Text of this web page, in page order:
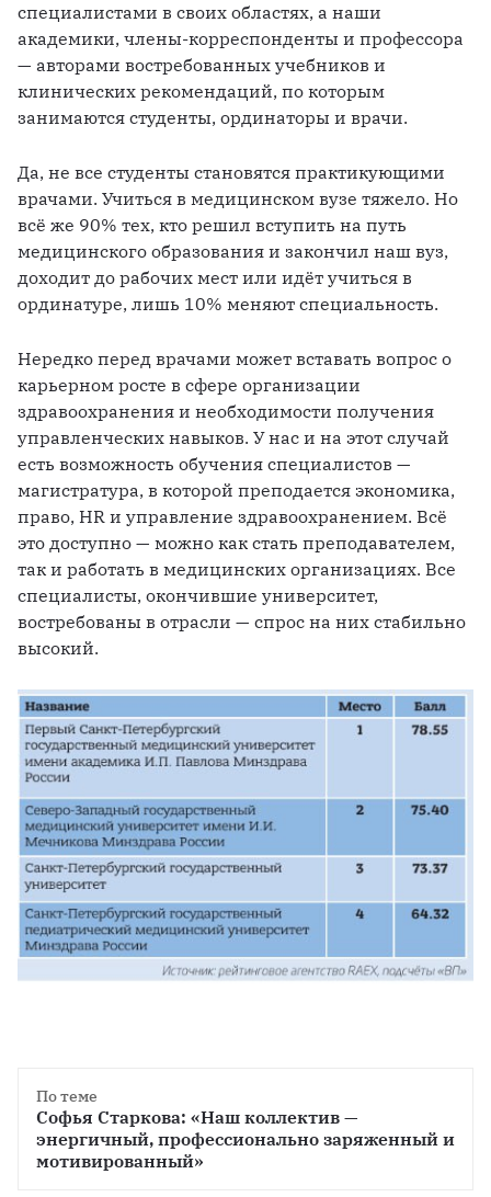
специалистами в своих областях, а наши
академики, члены-корреспонденты и профессора
— авторами востребованных учебников и
клинических рекомендаций, по которым
занимаются студенты, ординаторы и врачи.
Да, не все студенты становятся практикующими
врачами. Учиться в медицинском вузе тяжело. Но
всё же 90% тех, кто решил вступить на путь
медицинского образования и закончил наш вуз,
доходит до рабочих мест или идёт учиться в
ординатуре, лишь 10% меняют специальность.
Нередко перед врачами может вставать вопрос о
карьерном росте в сфере организации
здравоохранения и необходимости получения
управленческих навыков. У нас и на этот случай
есть возможность обучения специалистов —
магистратура, в которой преподается экономика,
право, HR и управление здравоохранением. Всё
это доступно — можно как стать преподавателем,
так и работать в медицинских организациях. Все
специалисты, окончившие университет,
востребованы в отрасли — спрос на них стабильно
высокий.
По теме
Софья Старкова: «Наш коллектив —
энергичный, профессионально заряженный и
мотивированный»